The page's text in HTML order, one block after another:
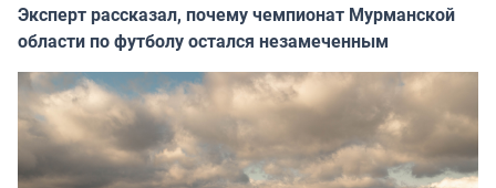
Эксперт рассказал, почему чемпионат Мурманской
области по футболу остался незамеченным